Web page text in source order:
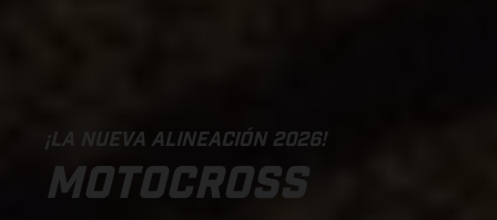
¡LA NUEVA ALINEACIÓN 2026!
MOTOCROSS